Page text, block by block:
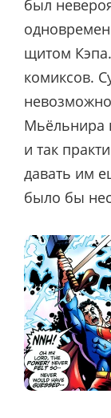
был
щитом
комиксов.
невозможно
Мьёльнира
и так
давать им
было бы